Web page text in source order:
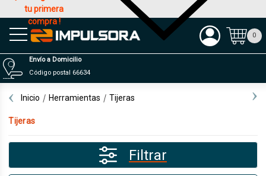
tu primera
compra !
Productos
Envío a Domicilio
Código postal 66634
0
Inicio Herramientas Tijeras
Tijeras
Filtrar